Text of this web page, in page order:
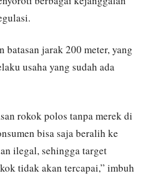
jarak 200 meter, yang
usaha yang sudah ada
rokok polos tanpa merek di
bisa saja beralih ke
ilegal, sehingga target
tidak akan tercapai,” imbuh